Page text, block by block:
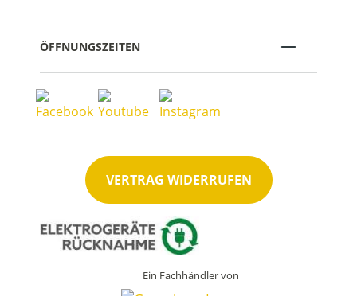
ÖFFNUNGSZEITEN
VERTRAG WIDERRUFEN
Ein Fachhändler von